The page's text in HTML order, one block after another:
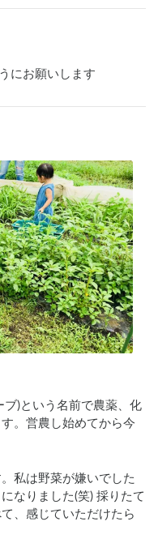
にお願いします
ブ)という名前で農薬、化
。営農し始めてから今
私は野菜が嫌いでした
なりました(笑) 採りたて
、感じていただけたら